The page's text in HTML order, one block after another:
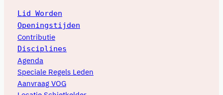
Lid Worden
Openingstijden
Contributie
Disciplines
Agenda
Speciale Regels Leden
Aanvraag VOG